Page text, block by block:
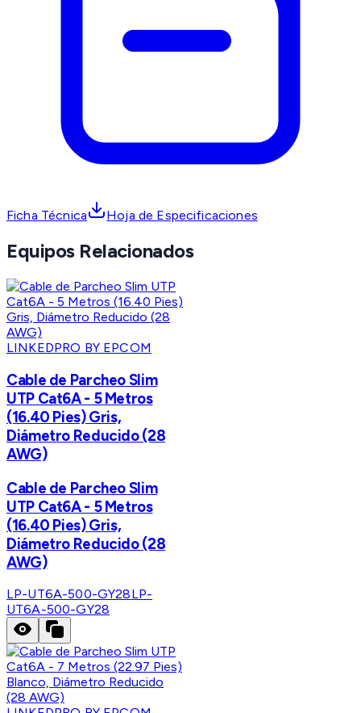
Ficha Técnica Hoja de Especificaciones
Equipos Relacionados
LINKEDPRO BY EPCOM
Cable de Parcheo Slim
UTP Cat6A - 5 Metros
(16.40 Pies) Gris,
Diámetro Reducido (28
AWG)
Cable de Parcheo Slim
UTP Cat6A - 5 Metros
(16.40 Pies) Gris,
Diámetro Reducido (28
AWG)
LP-UT6A-500-GY28LP-
UT6A-500-GY28